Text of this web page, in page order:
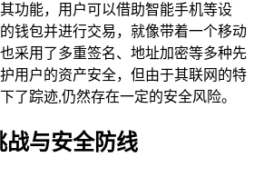
功能，用户可以借助智能手机等设
钱包并进行交易，就像带着一个移动
采用了多重签名、地址加密等多种先
用户的资产安全，但由于其联网的特
了踪迹,仍然存在一定的安全风险。
战与安全防线